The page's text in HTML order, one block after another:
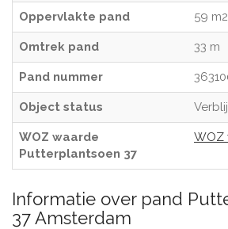
Oppervlakte pand 59 m2
Omtrek pand 33 m
Pand nummer
Object status
WOZ waarde
Putterplantsoen 37
WOZ
Informatie over pand
37 Amsterdam